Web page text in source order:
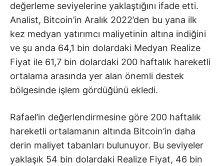
değerleme seviyelerine yaklaştığını ifade etti.
Analist, Bitcoin’in Aralık 2022’den bu yana ilk
kez medyan yatırımcı maliyetinin altına indiğini
ve şu anda 64,1 bin dolardaki Medyan Realize
Fiyat ile 61,7 bin dolardaki 200 haftalık hareketli
ortalama arasında yer alan önemli destek
bölgesinde işlem gördüğünü ekledi.
Rafael’in değerlendirmesine göre 200 haftalık
hareketli ortalamanın altında Bitcoin’in daha
derin maliyet tabanları bulunuyor. Bu seviyeler
yaklaşık 54 bin dolardaki Realize Fiyat, 46 bin